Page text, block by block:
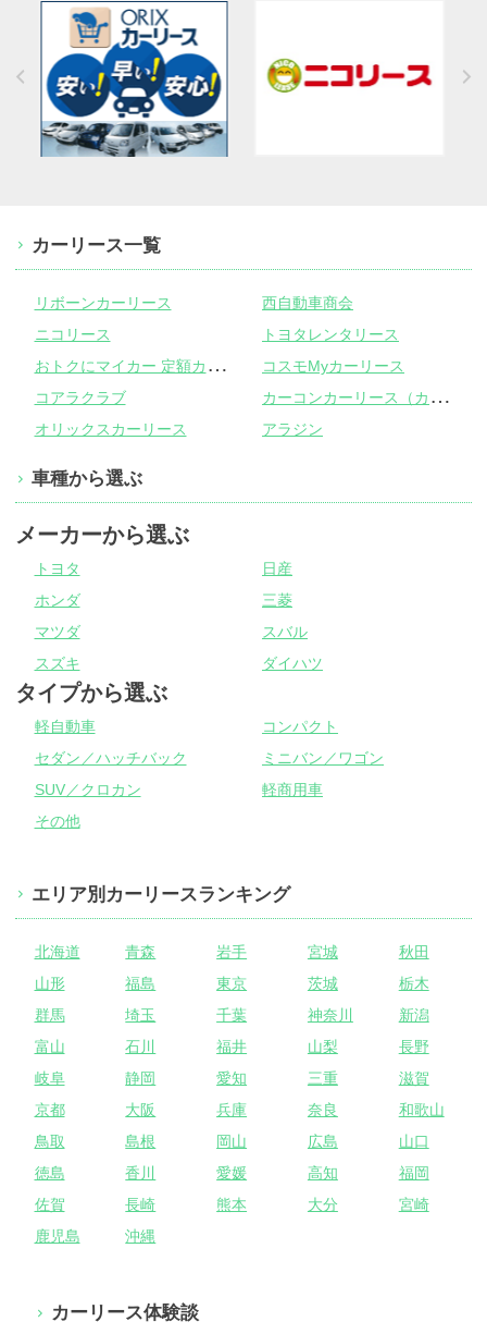
カーリース一覧
リボーンカーリース
西自動車商会
ニコリース
トヨタレンタリース
お
トクにマイカー 定額カルモくん
コスモMyカーリース
コアラクラブ
カ
ーコンカーリース（カーコンビニ倶楽部）
オリックスカーリース アラジン
車種から選ぶ
メーカーから選ぶ
トヨタ
日産
ホンダ
三菱
マツダ
スバル
スズキ
ダイハツ
タイプから選ぶ
軽自動車
コンパクト
セダン／ハッチバック
ミニバン／ワゴン
SUV／クロカン
軽商用車
その他
エリア別カーリースランキング
北海道 青森 岩手 宮城
秋田
山形
福島 東京 茨城
栃木
群馬
埼玉 千葉 神奈川
新潟
富山
石川 福井 山梨
長野
岐阜
静岡 愛知 三重
滋賀
京都
大阪 兵庫 奈良
和歌山
鳥取
島根 岡山 広島
山口
徳島
香川 愛媛 高知
福岡
佐賀
長崎 熊本 大分
宮崎
鹿児島
沖縄
カーリース体験談